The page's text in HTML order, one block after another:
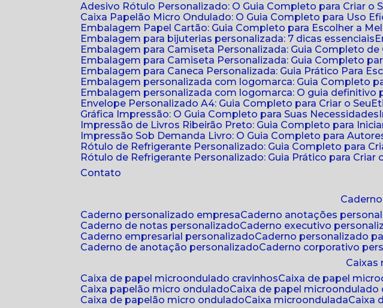
Adesivo Rótulo Personalizado: O Guia Completo para Criar o
Caixa Papelão Micro Ondulado: O Guia Completo para Uso
Embalagem Papel Cartão: Guia Completo para Escolher a
Embalagem para bijuterias personalizada: 7 dicas essenciais
Embalagem para Camiseta Personalizada: Guia Completo de
Embalagem para Camiseta Personalizada: Guia Completo
Embalagem para Caneca Personalizada: Guia Prático Para
Embalagem personalizada com logomarca: Guia Completo
Embalagem personalizada com logomarca: O guia definitivo
Envelope Personalizado A4: Guia Completo para Criar o Seu
Gráfica Impressão: O Guia Completo para Suas Necessidades
Impressão de Livros Ribeirão Preto: Guia Completo para
Impressão Sob Demanda Livro: O Guia Completo para
Rótulo de Refrigerante Personalizado: Guia Completo para
Rótulo de Refrigerante Personalizado: Guia Prático para Criar
Contato
caderno personalizado empresa
caderno anotações
caderno de notas personalizado
caderno executivo
caderno empresarial personalizado
caderno personalizado
caderno de anotação personalizado
caderno corporativo
caixa de papel microondulado cravinhos
caixa de papel
caixa papelão micro ondulado
caixa de papel microondulado
caixa de papelão micro ondulado
caixa microondulada